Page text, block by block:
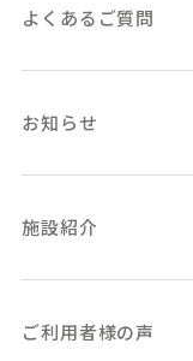
よくあるご質問
お知らせ
施設紹介
ご利用者様の声